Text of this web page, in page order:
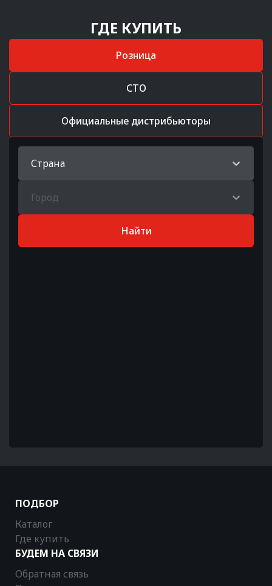
ГДЕ КУПИТЬ
Розница
СТО
Официальные дистрибьюторы
Страна
Город
Найти
ПОДБОР
Каталог
Где купить
БУДЕМ НА СВЯЗИ
Обратная связь